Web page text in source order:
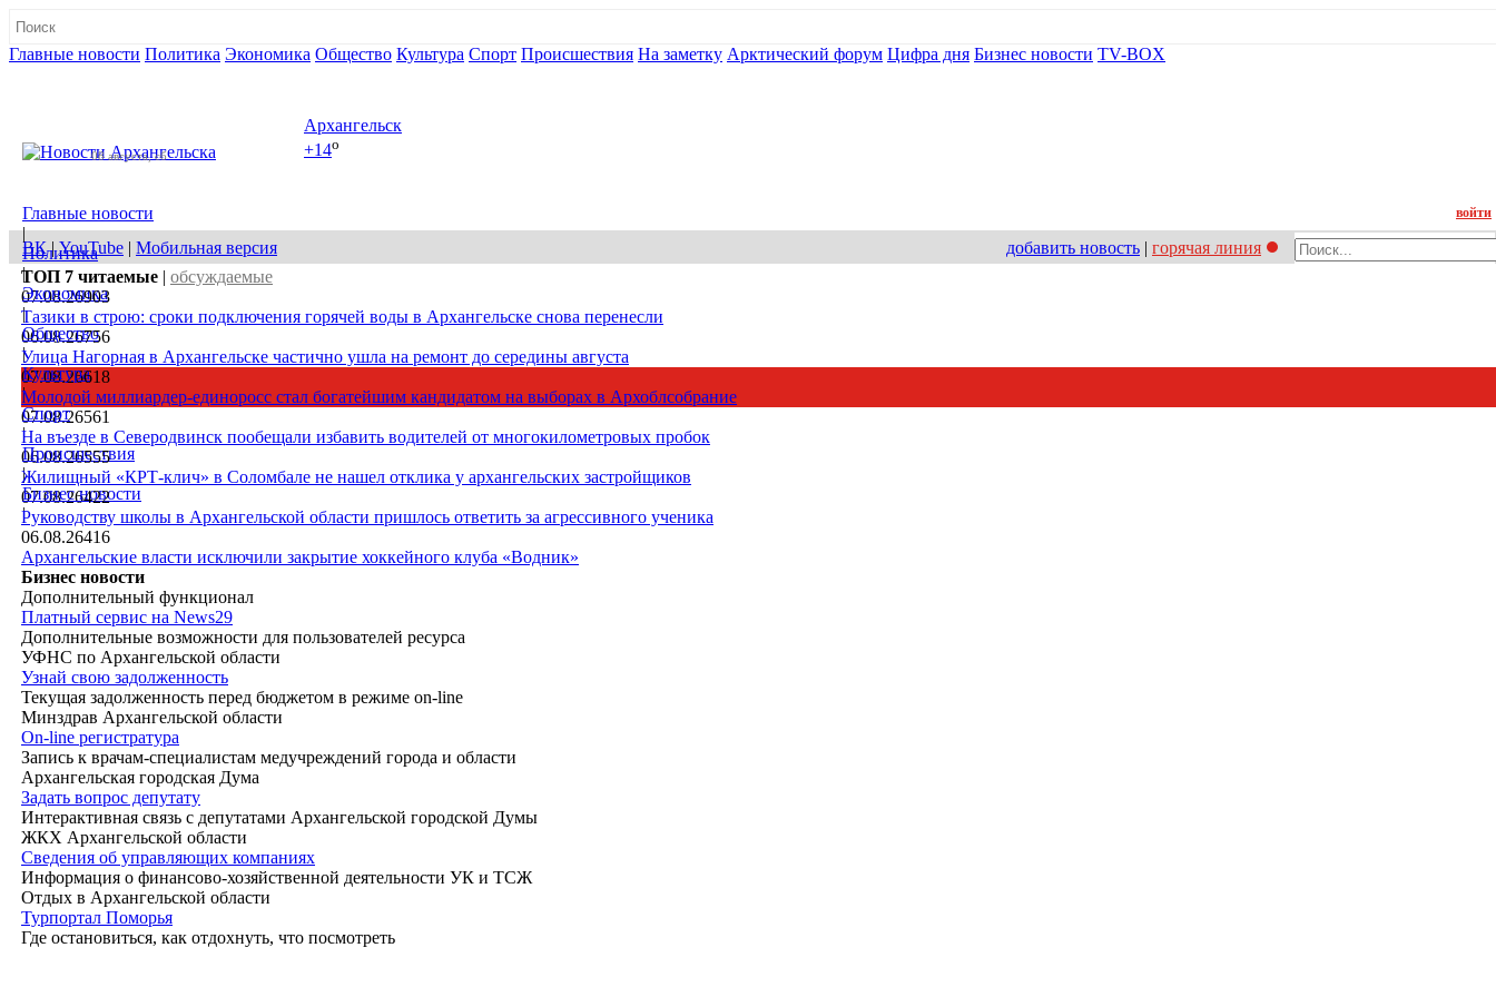
Главные новости Политика Экономика Общество Культура Спорт Происшествия На заметку Арктический форум Цифра дня Бизнес новости TV-BOX
08 августа, сб
Архангельск
+14o
Главные новости
|
Политика
|
Экономика
|
Общество
|
Культура
|
Спорт
|
Происшествия
|
Бизнес новости
|
войти
ВК|YouTube | Мобильная версия добавить новость | горячая линия
ТОП 7 читаемые | обсуждаемые
07.08.26903
Тазики в строю: сроки подключения горячей воды в Архангельске снова перенесли
06.08.26756
Улица Нагорная в Архангельске частично ушла на ремонт до середины августа
07.08.26618
Молодой миллиардер-единоросс стал богатейшим кандидатом на выборах в Архоблсобрание
07.08.26561
На въезде в Северодвинск пообещали избавить водителей от многокилометровых пробок
06.08.26555
Жилищный «КРТ-клич» в Соломбале не нашел отклика у архангельских застройщиков
07.08.26422
Руководству школы в Архангельской области пришлось ответить за агрессивного ученика
06.08.26416
Архангельские власти исключили закрытие хоккейного клуба «Водник»
Бизнес новости
Дополнительный функционал
Платный сервис на News29
Дополнительные возможности для пользователей ресурса
УФНС по Архангельской области
Узнай свою задолженность
Текущая задолженность перед бюджетом в режиме on-line
Минздрав Архангельской области
On-line регистратура
Запись к врачам-специалистам медучреждений города и области
Архангельская городская Дума
Задать вопрос депутату
Интерактивная связь с депутатами Архангельской городской Думы
ЖКХ Архангельской области
Сведения об управляющих компаниях
Информация о финансово-хозяйственной деятельности УК и ТСЖ
Отдых в Архангельской области
Турпортал Поморья
Где остановиться, как отдохнуть, что посмотреть